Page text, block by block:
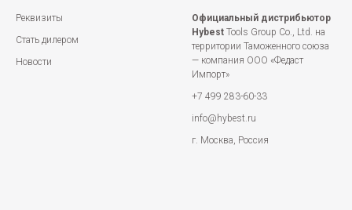
Реквизиты
Стать дилером
Новости
Официальный дистрибьютор
Hybest Tools Group Co., Ltd. на
территории Таможенного союза
— компания ООО «Федаст
Импорт»
+7 499 283-60-33
info@hybest.ru
г. Москва, Россия